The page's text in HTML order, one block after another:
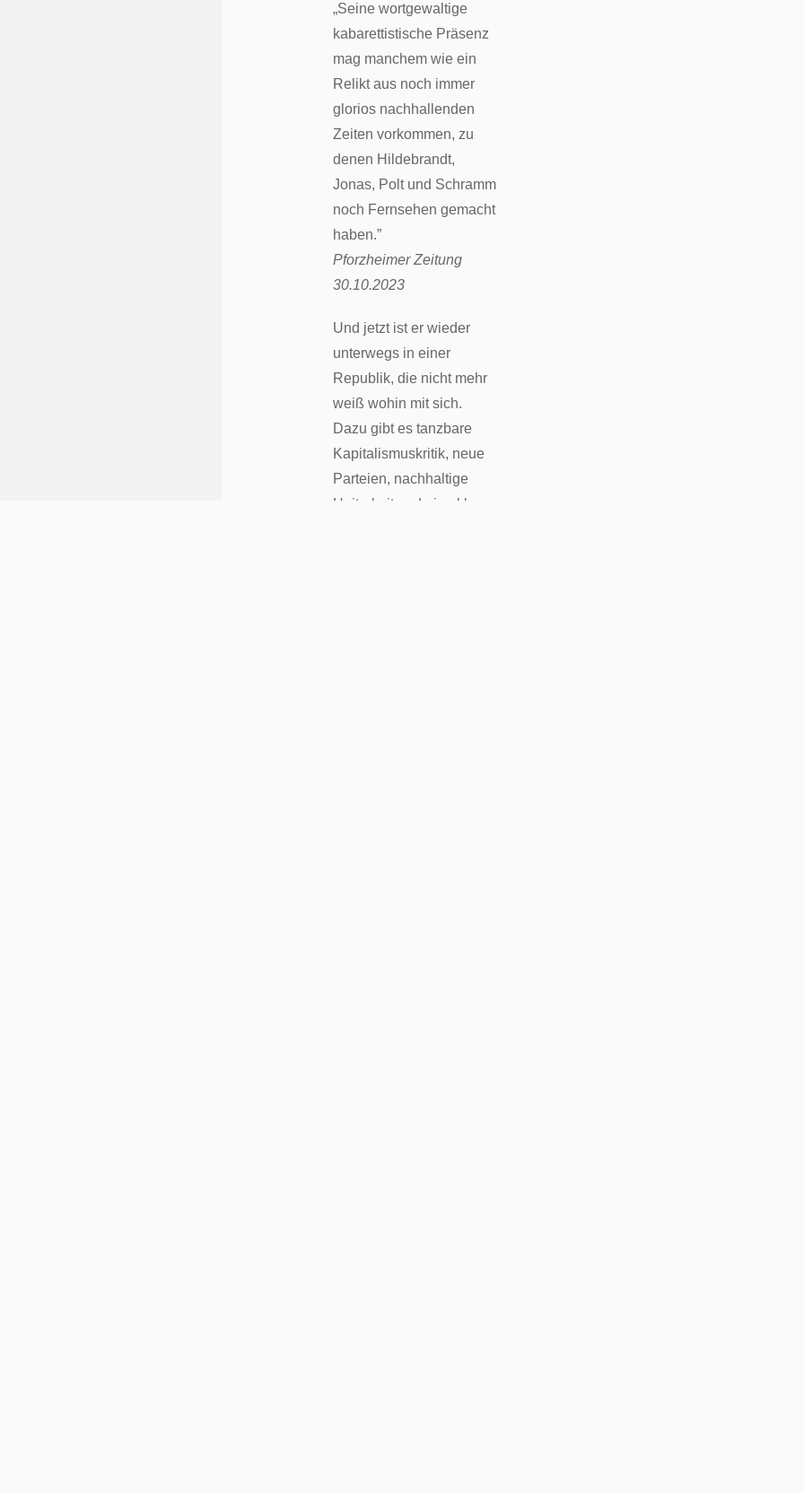
„Seine wortgewaltige
kabarettistische Präsenz
mag manchem wie ein
Relikt aus noch immer
glorios nachhallenden
Zeiten vorkommen, zu
denen Hildebrandt,
Jonas, Polt und Schramm
noch Fernsehen gemacht
haben.”
Pforzheimer Zeitung
30.10.2023
Und jetzt ist er wieder
unterwegs in einer
Republik, die nicht mehr
weiß wohin mit sich.
Dazu gibt es tanzbare
Kapitalismuskritik, neue
Parteien, nachhaltige
Heiterkeit und eine klare